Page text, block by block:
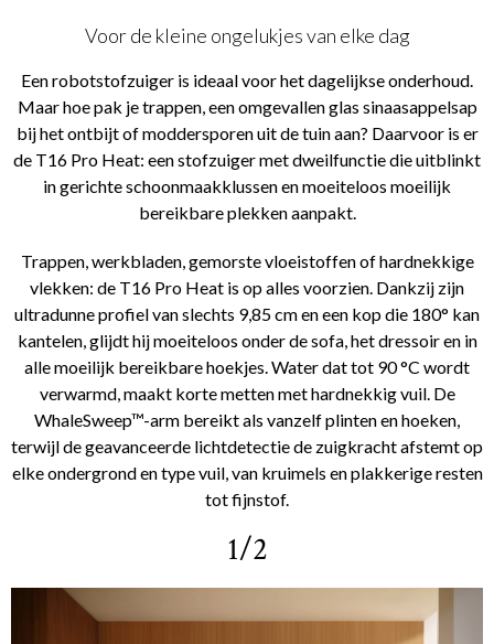
Voor de kleine ongelukjes van elke dag
Een robotstofzuiger is ideaal voor het dagelijkse onderhoud.
Maar hoe pak je trappen, een omgevallen glas sinaasappelsap
bij het ontbijt of moddersporen uit de tuin aan? Daarvoor is er
de T16 Pro Heat: een stofzuiger met dweilfunctie die uitblinkt
in gerichte schoonmaakklussen en moeiteloos moeilijk
bereikbare plekken aanpakt.
Trappen, werkbladen, gemorste vloeistoffen of hardnekkige
vlekken: de T16 Pro Heat is op alles voorzien. Dankzij zijn
ultradunne profiel van slechts 9,85 cm en een kop die 180° kan
kantelen, glijdt hij moeiteloos onder de sofa, het dressoir en in
alle moeilijk bereikbare hoekjes. Water dat tot 90 °C wordt
verwarmd, maakt korte metten met hardnekkig vuil. De
WhaleSweep™-arm bereikt als vanzelf plinten en hoeken,
terwijl de geavanceerde lichtdetectie de zuigkracht afstemt op
elke ondergrond en type vuil, van kruimels en plakkerige resten
tot fijnstof.
1/2